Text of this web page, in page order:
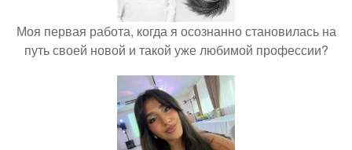
Моя первая работа, когда я осознанно становилась на
путь своей новой и такой уже любимой профессии?